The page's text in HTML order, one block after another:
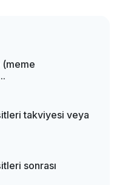
takviyesi veya
sonrası